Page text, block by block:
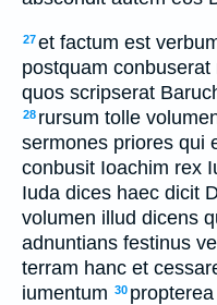
27et factum est
postquam
quos scripserat
28 rursum tolle
sermones priores qui
conbusit Ioachim rex
Iuda dices haec dicit
volumen illud dicens
adnuntians festinus
terram hanc et
iumentum 30